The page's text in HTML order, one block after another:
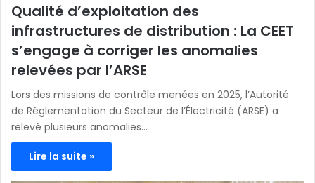
Qualité d’exploitation des
infrastructures de distribution : La CEET
s’engage à corriger les anomalies
relevées par l’ARSE
Lors des missions de contrôle menées en 2025, l’Autorité
de Réglementation du Secteur de l’Électricité (ARSE) a
relevé plusieurs anomalies…
Lire la suite »